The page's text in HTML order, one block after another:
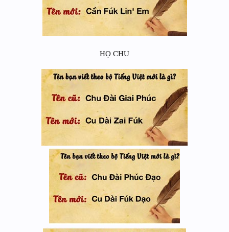
HỌ CHU